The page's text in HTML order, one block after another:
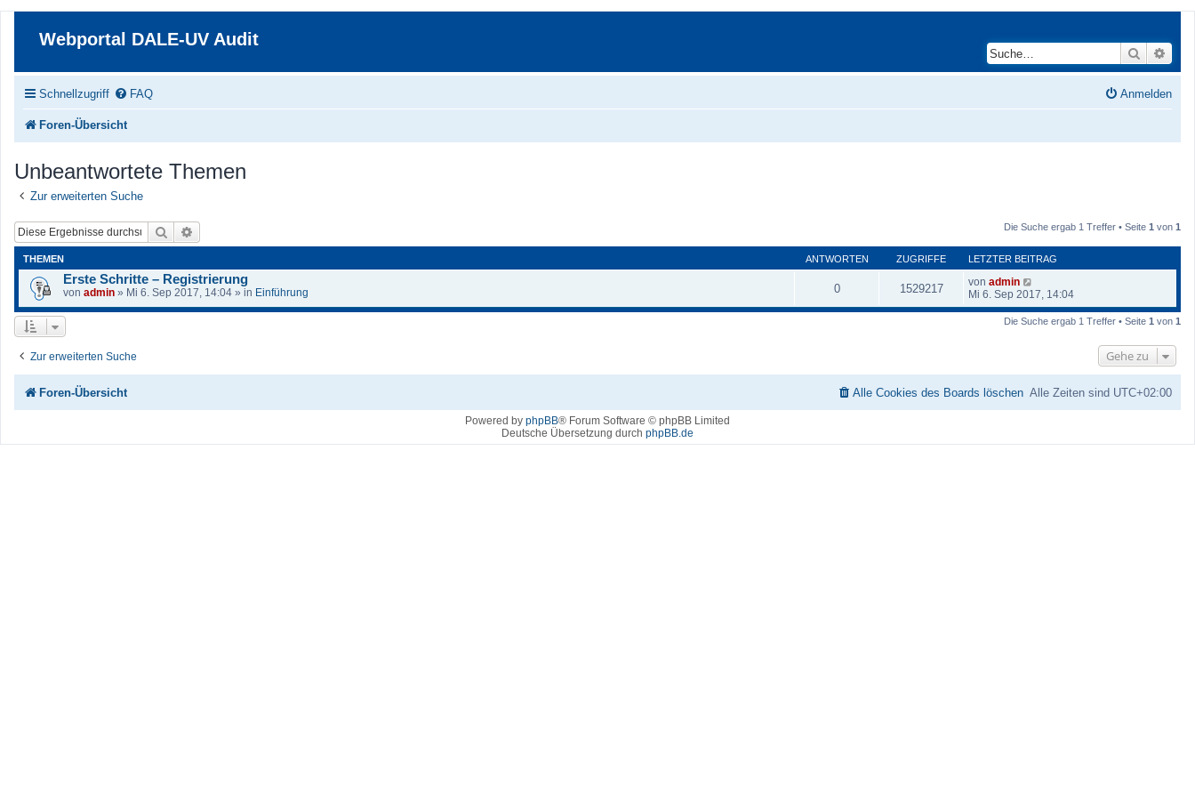
Webportal DALE-UV Audit
Suche
Schnellzugriff FAQ Anmelden
Foren-Übersicht
Unbeantwortete Themen
Zur erweiterten Suche
Suche Die Suche ergab 1 Treffer • Seite 1 von 1
THEMEN ANTWORTEN ZUGRIFFE LETZTER BEITRAG
Erste Schritte – Registrierung
von admin » Mi 6. Sep 2017, 14:04 » in Einführung 0 1529217 von admin
Mi 6. Sep 2017, 14:04
Die Suche ergab 1 Treffer • Seite 1 von 1
Zur erweiterten Suche Gehe zu
Foren-Übersicht Alle Zeiten sind UTC+02:00
Alle Cookies des Boards löschen
Powered by phpBB® Forum Software © phpBB Limited
Deutsche Übersetzung durch phpBB.de